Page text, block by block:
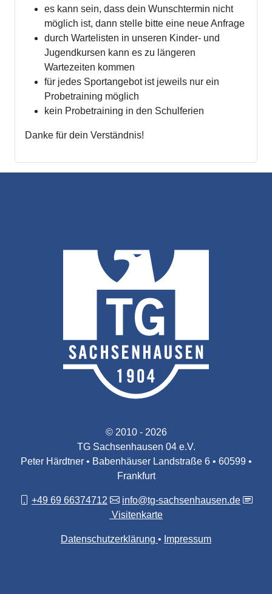
es kann sein, dass dein Wunschtermin nicht
möglich ist, dann stelle bitte eine neue Anfrage
durch Wartelisten in unseren Kinder- und
Jugendkursen kann es zu längeren
Wartezeiten kommen
für jedes Sportangebot ist jeweils nur ein
Probetraining möglich
kein Probetraining in den Schulferien
Danke für dein Verständnis!
© 2010 - 2026
TG Sachsenhausen 04 e.V.
Peter Härdtner • Babenhäuser Landstraße 6 • 60599 •
Frankfurt
+49 69 66374712
info@tg-sachsenhausen.de
Visitenkarte
Datenschutzerklärung Impressum